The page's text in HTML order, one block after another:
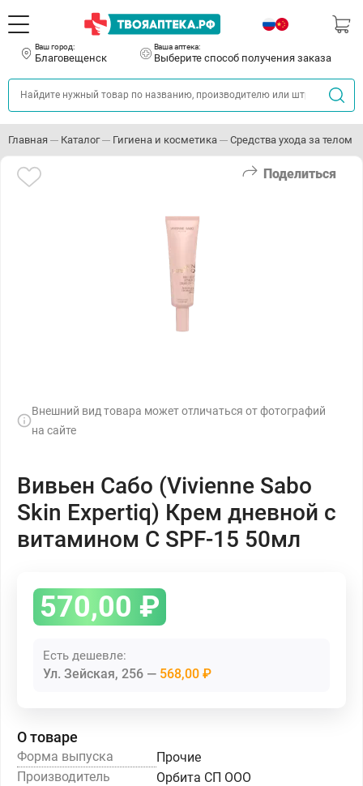
Ваш город:
Благовещенск
Ваша аптека:
Выберите способ получения заказа
Главная Каталог Гигиена и косметика Средства ухода за телом
Поделиться
Внешний вид товара может отличаться от фотографий
на сайте
Вивьен Сабо (Vivienne Sabo
Skin Expertiq) Крем дневной c
витамином С SPF-15 50мл
570,00 ₽
Есть дешевле:
Ул. Зейская, 256 568,00 ₽
О товаре
Форма выпуска
Прочие
Производитель
Орбита СП ООО